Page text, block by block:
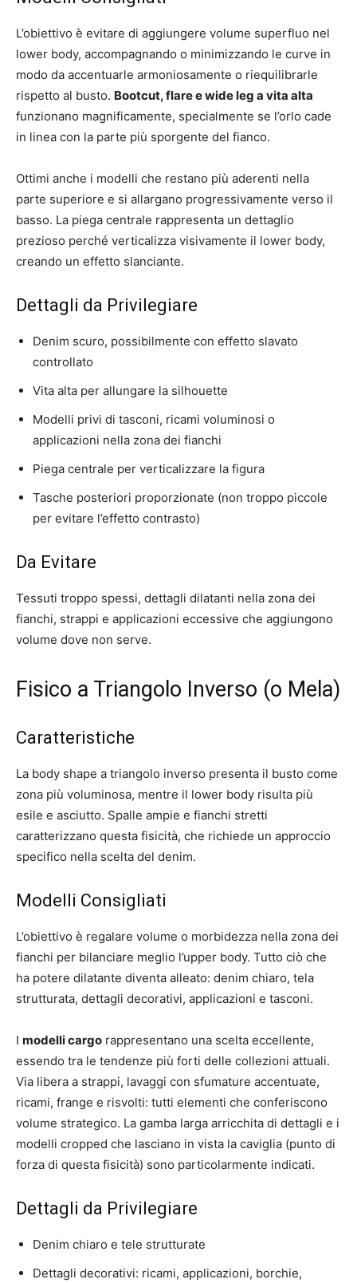
L’obiettivo è evitare di aggiungere volume superfluo nel
lower body, accompagnando o minimizzando le curve in
modo da accentuarle armoniosamente o riequilibrarle
rispetto al busto. Bootcut, flare e wide leg a vita alta
funzionano magnificamente, specialmente se l’orlo cade
in linea con la parte più sporgente del fianco.
Ottimi anche i modelli che restano più aderenti nella
parte superiore e si allargano progressivamente verso il
basso. La piega centrale rappresenta un dettaglio
prezioso perché verticalizza visivamente il lower body,
creando un effetto slanciante.
Dettagli da Privilegiare
Denim scuro, possibilmente con effetto slavato
controllato
Vita alta per allungare la silhouette
Modelli privi di tasconi, ricami voluminosi o
applicazioni nella zona dei fianchi
Piega centrale per verticalizzare la figura
Tasche posteriori proporzionate (non troppo piccole
per evitare l’effetto contrasto)
Da Evitare
Tessuti troppo spessi, dettagli dilatanti nella zona dei
fianchi, strappi e applicazioni eccessive che aggiungono
volume dove non serve.
Fisico a Triangolo Inverso (o Mela)
Caratteristiche
La body shape a triangolo inverso presenta il busto come
zona più voluminosa, mentre il lower body risulta più
esile e asciutto. Spalle ampie e fianchi stretti
caratterizzano questa fisicità, che richiede un approccio
specifico nella scelta del denim.
Modelli Consigliati
L’obiettivo è regalare volume o morbidezza nella zona dei
fianchi per bilanciare meglio l’upper body. Tutto ciò che
ha potere dilatante diventa alleato: denim chiaro, tela
strutturata, dettagli decorativi, applicazioni e tasconi.
I modelli cargo rappresentano una scelta eccellente,
essendo tra le tendenze più forti delle collezioni attuali.
Via libera a strappi, lavaggi con sfumature accentuate,
ricami, frange e risvolti: tutti elementi che conferiscono
volume strategico. La gamba larga arricchita di dettagli e i
modelli cropped che lasciano in vista la caviglia (punto di
forza di questa fisicità) sono particolarmente indicati.
Dettagli da Privilegiare
Denim chiaro e tele strutturate
Dettagli decorativi: ricami, applicazioni, borchie,